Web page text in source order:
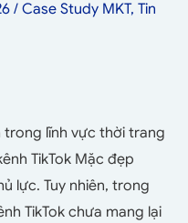
/ Case Study MKT, Tin
lĩnh vực thời trang
TikTok Mặc đẹp
lực. Tuy nhiên, trong
TikTok chưa mang lại